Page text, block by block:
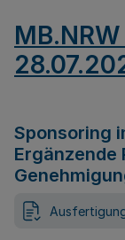
Sponsoring
Ergänzende